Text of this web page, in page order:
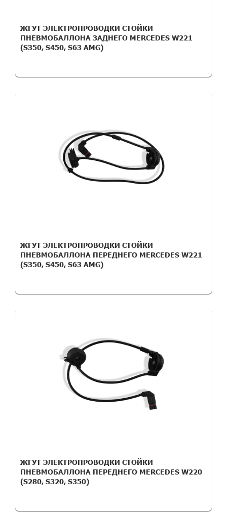
ЖГУТ ЭЛЕКТРОПРОВОДКИ СТОЙКИ
ПНЕВМОБАЛЛОНА ЗАДНЕГО MERCEDES W221
(S350, S450, S63 AMG)
ЖГУТ ЭЛЕКТРОПРОВОДКИ СТОЙКИ
ПНЕВМОБАЛЛОНА ПЕРЕДНЕГО MERCEDES W221
(S350, S450, S63 AMG)
ЖГУТ ЭЛЕКТРОПРОВОДКИ СТОЙКИ
ПНЕВМОБАЛЛОНА ПЕРЕДНЕГО MERCEDES W220
(S280, S320, S350)